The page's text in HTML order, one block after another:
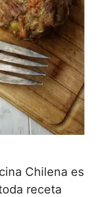
Chilena es
receta